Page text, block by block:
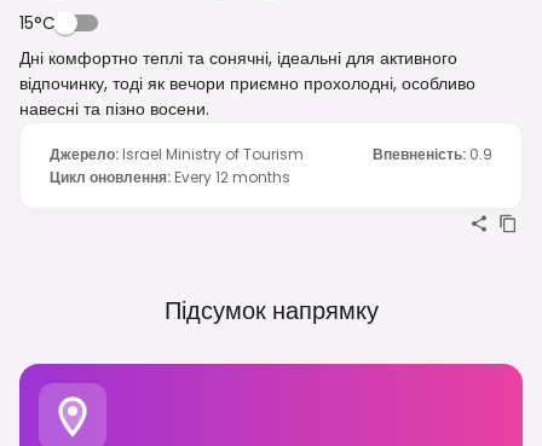
15°C
Дні комфортно теплі та сонячні, ідеальні для активного
відпочинку, тоді як вечори приємно прохолодні, особливо
навесні та пізно восени.
Джерело: Israel Ministry of Tourism Впевненість: 0.9
Цикл оновлення: Every 12 months
Підсумок напрямку